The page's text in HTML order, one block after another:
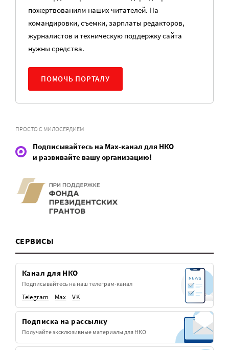
пожертвованиям наших читателей. На
командировки, съемки, зарплаты редакторов,
журналистов и техническую поддержку сайта
нужны средства.
ПОМОЧЬ ПОРТАЛУ
ПРОСТО С МИЛОСЕРДИЕМ
Подписывайтесь на Max-канал для НКО
и развивайте вашу организацию!
СЕРВИСЫ
Канал для НКО
Подписывайтесь на наш телеграм-канал
Telegram Max VK
Подписка на рассылку
Получайте эксклюзивные материалы для НКО